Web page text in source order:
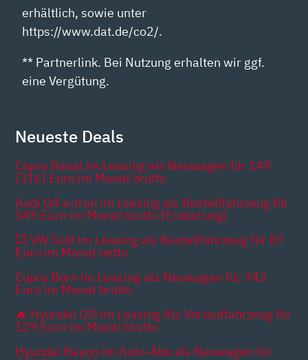
erhältlich, sowie unter
https://www.dat.de/co2/.
** Partnerlink. Bei Nutzung erhalten wir ggf.
eine Vergütung.
Neueste Deals
Cupra Raval im Leasing als Neuwagen für 149
[316] Euro im Monat brutto
Audi Q4 e-tron im Leasing als Bestellfahrzeug für
549 Euro im Monat brutto [Eroberung]
💥 VW Golf im Leasing als Bestellfahrzeug für 87
Euro im Monat netto
Cupra Born im Leasing als Neuwagen für 342
Euro im Monat brutto
🔥 Hyundai i20 im Leasing Als Vorlauffahrzeug für
129 Euro im Monat brutto
Hyundai Bayon im Auto-Abo als Neuwagen für